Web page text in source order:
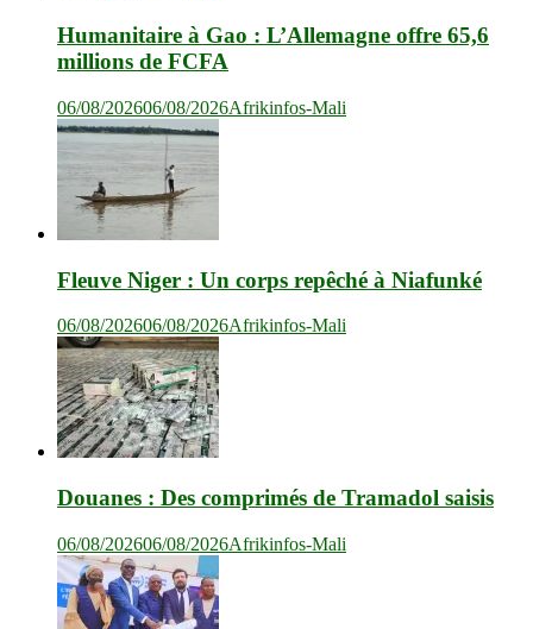
Humanitaire à Gao : L’Allemagne offre 65,6
millions de FCFA
06/08/202606/08/2026Afrikinfos-Mali
Fleuve Niger : Un corps repêché à Niafunké
06/08/202606/08/2026Afrikinfos-Mali
Douanes : Des comprimés de Tramadol saisis
06/08/202606/08/2026Afrikinfos-Mali